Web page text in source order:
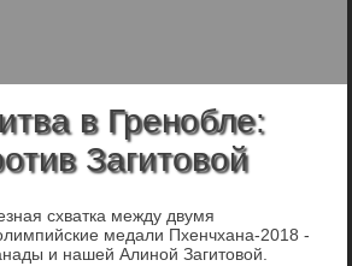
в Гренобле:
Загитовой
схватка между двумя
медали Пхенчхана-2018 -
и нашей Алиной Загитовой.